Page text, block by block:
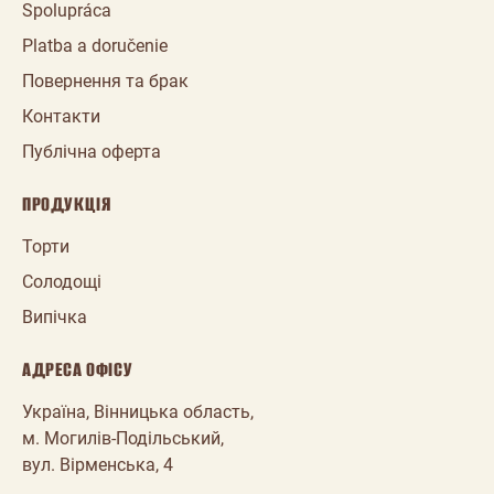
Spolupráca
Platba a doručenie
Повернення та брак
Контакти
Публічна оферта
ПРОДУКЦІЯ
Торти
Солодощі
Випічка
АДРЕСА ОФІСУ
Україна, Вінницька область,
м. Могилів-Подільський,
вул. Вірменська, 4